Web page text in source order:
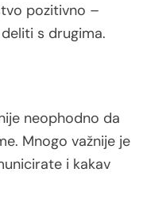
pozitivno –
s drugima.
neophodno da
Mnogo važnije je
i kakav